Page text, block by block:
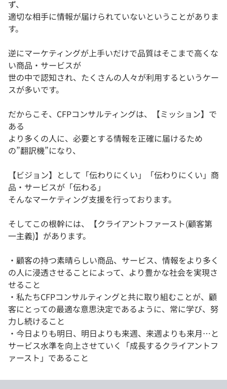
ず、
適切な相手に情報が届けられていないということがありま
す。
逆にマーケティングが上手いだけで品質はそこまで高くな
い商品・サービスが
世の中で認知され、たくさんの人々が利用するというケー
スが多いです。
だからこそ、CFPコンサルティングは、【ミッション】で
ある
より多くの人に、必要とする情報を正確に届けるため
の”翻訳機”になり、
【ビジョン】として「伝わりにくい」「伝わりにくい」商
品・サービスが「伝わる」
そんなマーケティング支援を行っております。
そしてこの根幹には、【クライアントファースト(顧客第
一主義)】があります。
・顧客の持つ素晴らしい商品、サービス、情報をより多く
の人に浸透させることによって、より豊かな社会を実現さ
せること
・私たちCFPコンサルティングと共に取り組むことが、顧
客にとっての最適な意思決定であるように、常に学び、努
力し続けること
・今日よりも明日、明日よりも来週、来週よりも来月…と
サービス水準を向上させていく「成長するクライアントフ
ァースト」であること